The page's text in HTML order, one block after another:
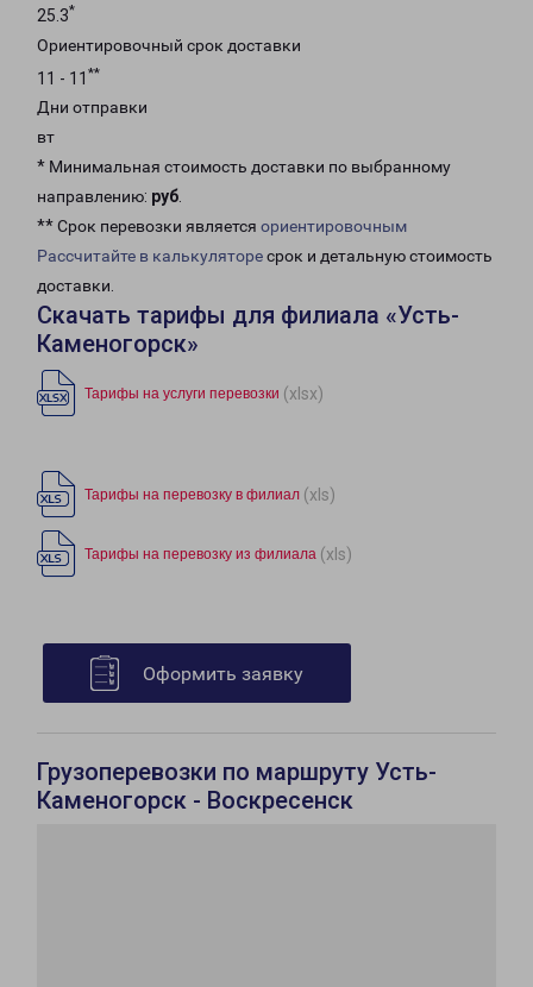
25.3*
Ориентировочный срок доставки
11 - 11 **
Дни отправки
вт
* Минимальная стоимость доставки по выбранному
направлению: руб.
** Срок перевозки является ориентировочным
Рассчитайте в калькуляторесрок и детальную стоимость
доставки.
Скачать тарифы для филиала «Усть-
Каменогорск»
Тарифы на услуги перевозки (xlsx)
Тарифы на перевозку в филиал (xls)
Тарифы на перевозку из филиала (xls)
Оформить заявку
Грузоперевозки по маршруту Усть-
Каменогорск - Воскресенск